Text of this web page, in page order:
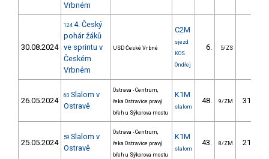
Vrbném
30.08.2024
124 4. Český
pohár žáků
ve sprintu v
Českém
Vrbném
USD České Vrbné
C2M
sjezd
KOS
Ondřej
6. 5/ZS
26.05.2024
60 Slalom v
Ostravě
Ostrava - Centrum,
řeka Ostravice pravý
břeh u Sýkorova mostu
K1M
slalom
48. 9/ZM 314.10
25.05.2024
59 Slalom v
Ostravě
Ostrava - Centrum,
řeka Ostravice pravý
břeh u Sýkorova mostu
K1M
slalom
43. 8/ZM 217.90